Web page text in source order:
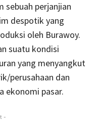
sebuah perjanjian
despotik yang
oleh Burawoy.
suatu kondisi
yang menyangkut
perusahaan dan
ekonomi pasar.
-